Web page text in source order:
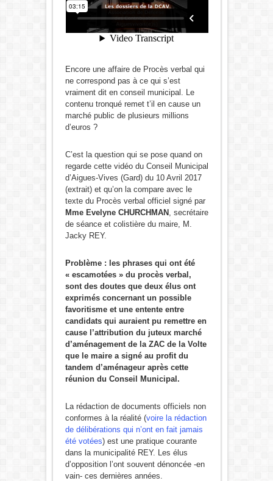
Encore une affaire de Procès verbal qui
ne correspond pas à ce qui s’est
vraiment dit en conseil municipal. Le
contenu tronqué remet t’il en cause un
marché public de plusieurs millions
d’euros ?
C’est la question qui se pose quand on
regarde cette vidéo du Conseil Municipal
d’Aigues-Vives (Gard) du 10 Avril 2017
(extrait) et qu’on la compare avec le
texte du Procès verbal officiel signé par
Mme Evelyne CHURCHMAN, secrétaire
de séance et colistière du maire, M.
Jacky REY.
Problème : les phrases qui ont été
« escamotées » du procès verbal,
sont des doutes que deux élus ont
exprimés concernant un possible
favoritisme et une entente entre
candidats qui auraient pu remettre en
cause l’attribution du juteux marché
d’aménagement de la ZAC de la Volte
que le maire a signé au profit du
tandem d’aménageur après cette
réunion du Conseil Municipal.
La rédaction de documents officiels non
conformes à la réalité (voire la rédaction
de délibérations qui n’ont en fait jamais
été votées) est une pratique courante
dans la municipalité REY. Les élus
d’opposition l’ont souvent dénoncée -en
vain- ces dernières années.